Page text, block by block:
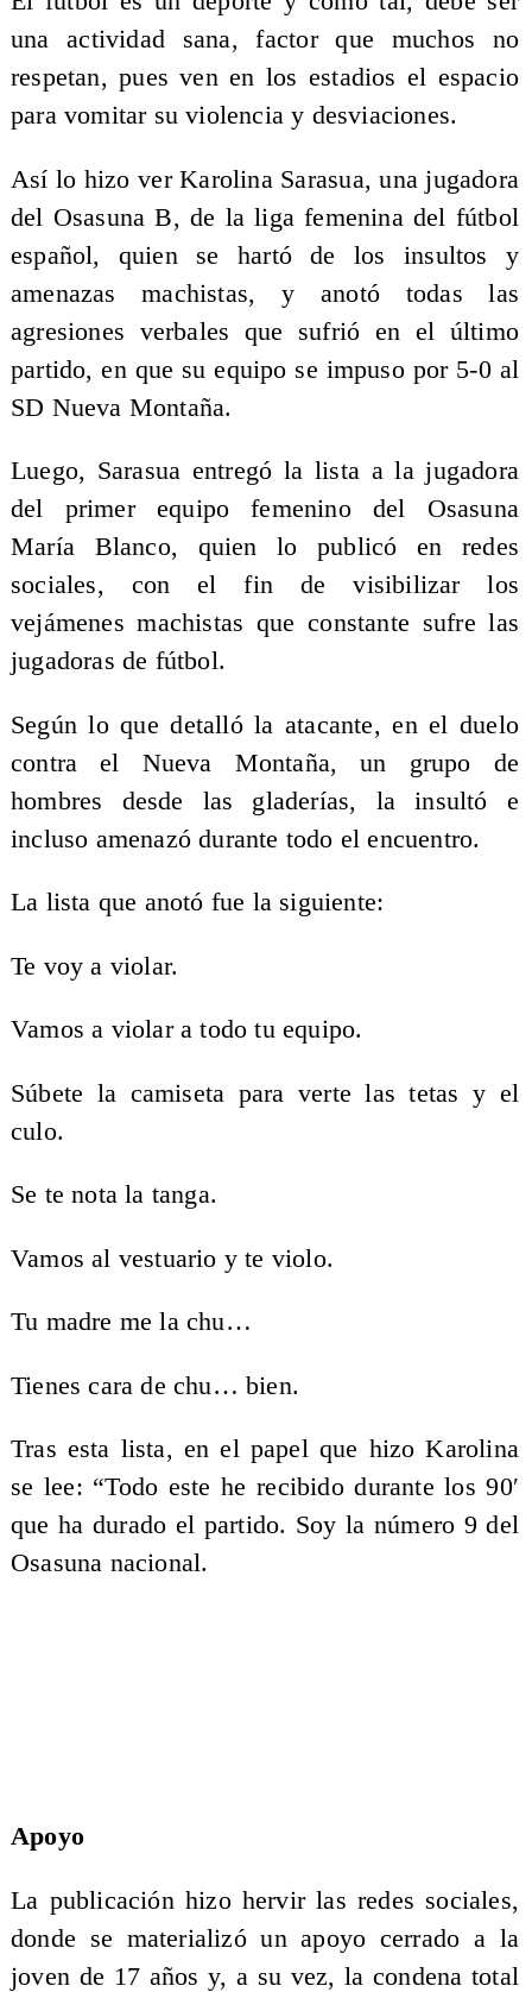
una actividad sana, factor que muchos no
respetan, pues ven en los estadios el espacio
para vomitar su violencia y desviaciones.
Así lo hizo ver Karolina Sarasua, una jugadora
del Osasuna B, de la liga femenina del fútbol
español, quien se hartó de los insultos y
amenazas machistas, y anotó todas las
agresiones verbales que sufrió en el último
partido, en que su equipo se impuso por 5-0 al
SD Nueva Montaña.
Luego, Sarasua entregó la lista a la jugadora
del primer equipo femenino del Osasuna
María Blanco, quien lo publicó en redes
sociales, con el fin de visibilizar los
vejámenes machistas que constante sufre las
jugadoras de fútbol.
Según lo que detalló la atacante, en el duelo
contra el Nueva Montaña, un grupo de
hombres desde las gladerías, la insultó e
incluso amenazó durante todo el encuentro.
La lista que anotó fue la siguiente:
Te voy a violar.
Vamos a violar a todo tu equipo.
Súbete la camiseta para verte las tetas y el
culo.
Se te nota la tanga.
Vamos al vestuario y te violo.
Tu madre me la chu…
Tienes cara de chu… bien.
Tras esta lista, en el papel que hizo Karolina
se lee: “Todo este he recibido durante los 90′
que ha durado el partido. Soy la número 9 del
Osasuna nacional.
Apoyo
La publicación hizo hervir las redes sociales,
donde se materializó un apoyo cerrado a la
joven de 17 años y, a su vez, la condena total